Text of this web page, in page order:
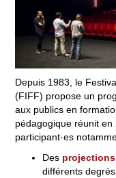
Depuis 1983, le
(FIFF) propose un
aux publics en
pédagogique réunit en
participant·es
Des
différents